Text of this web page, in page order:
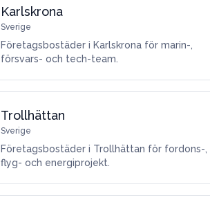
Karlskrona
Sverige
Företagsbostäder i Karlskrona för marin-,
försvars- och tech-team.
Trollhättan
Sverige
Företagsbostäder i Trollhättan för fordons-,
flyg- och energiprojekt.